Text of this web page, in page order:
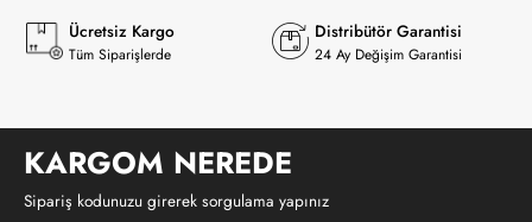
Ücretsiz Kargo
Tüm Siparişlerde
Distribütör Garantisi
24 Ay Değişim Garantisi
KARGOM NEREDE
Sipariş kodunuzu girerek sorgulama yapınız